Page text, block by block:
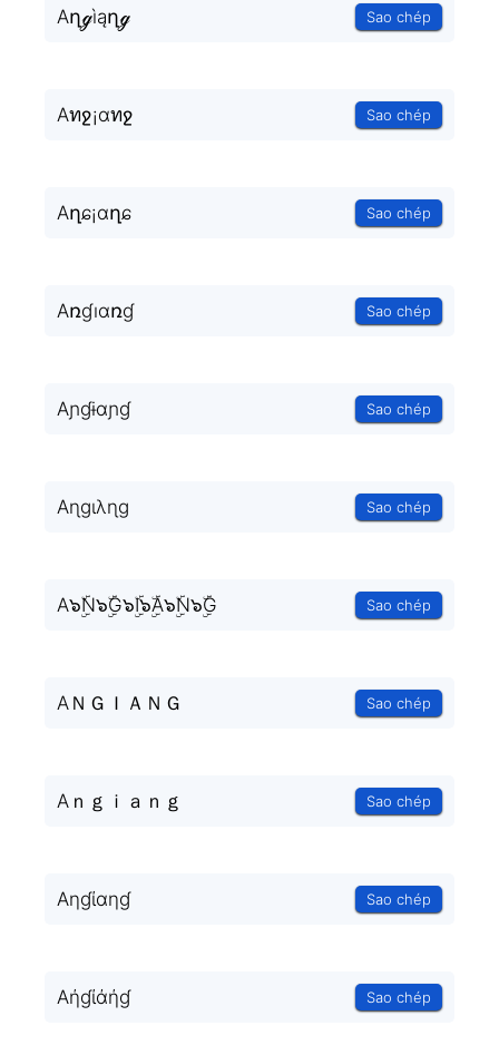
Aղℊìąղℊ Sao chép
Aทջ¡αทջ Sao chép
Aղɕ¡ɑղɕ Sao chép
Aռɠıɑռɠ Sao chép
Aɲɠɨɑɲɠ Sao chép
Aɳɡɩλɳɡ Sao chép
A๖ۣۜN๖ۣۜG๖ۣۜI๖ۣۜA๖ۣۜN๖ۣۜG Sao chép
AＮＧＩＡＮＧ Sao chép
Aｎｇｉａｎｇ Sao chép
Aηɠίαηɠ Sao chép
Aήɠίάήɠ Sao chép